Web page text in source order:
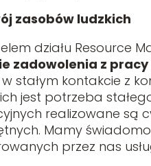
zasobów ludzkich
działu Resource
zadowolenia z
w stałym kontakcie z
jest potrzeba
realizowane są
Mamy
przez nas